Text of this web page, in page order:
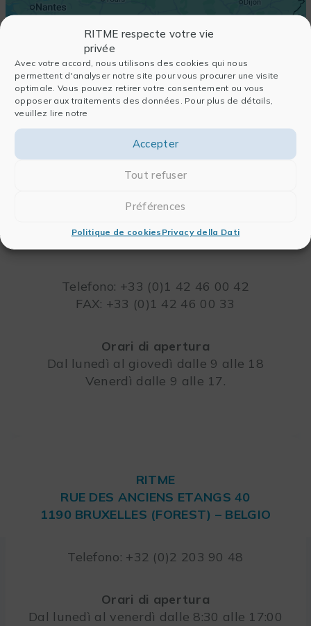
RITME respecte votre vie
privée
Avec votre accord, nous utilisons des cookies qui nous
permettent d'analyser notre site pour vous procurer une visite
optimale. Vous pouvez retirer votre consentement ou vous
opposer aux traitements des données. Pour plus de détails,
veuillez lire notre
Accepter
Tout refuser
Préférences
Politique de cookies Privacy della Dati
RITME
65, RUE ORDENER
Telefono: +33 (0)1 42 46 00 42
FAX: +33 (0)1 42 46 00 33
Orari di apertura
Dal lunedì al giovedì dalle 9 alle 18
Venerdì dalle 9 alle 17.
RITME
RUE DES ANCIENS ETANGS 40
1190 BRUXELLES (FOREST) – BELGIO
Telefono: +32 (0)2 203 90 48
Orari di apertura
Dal lunedì al venerdì dalle 8:30 alle 17:00